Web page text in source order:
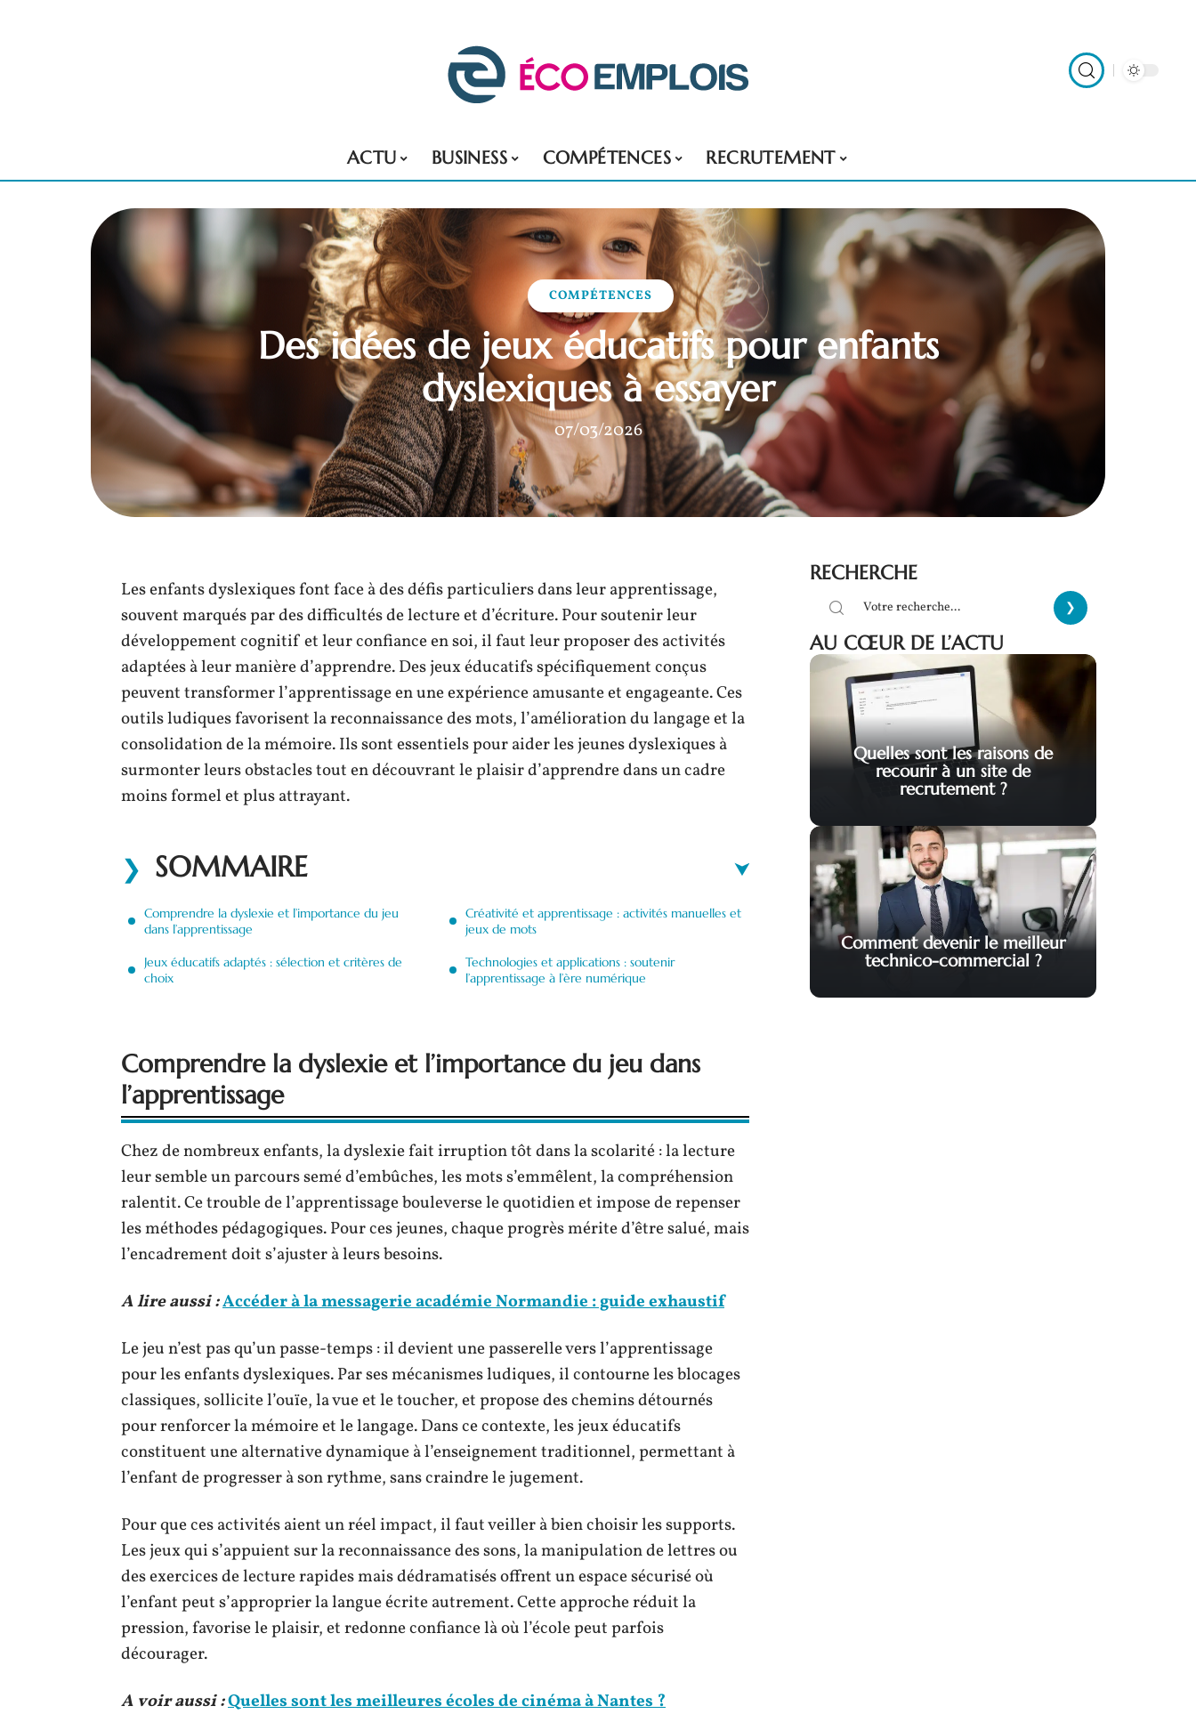
ACTU BUSINESS COMPÉTENCES RECRUTEMENT
COMPÉTENCES
Des idées de jeux éducatifs pour enfants
dyslexiques à essayer
07/03/2026
Les enfants dyslexiques font face à des défis particuliers dans leur apprentissage,
souvent marqués par des difficultés de lecture et d’écriture. Pour soutenir leur
développement cognitif et leur confiance en soi, il faut leur proposer des activités
adaptées à leur manière d’apprendre. Des jeux éducatifs spécifiquement conçus
peuvent transformer l’apprentissage en une expérience amusante et engageante. Ces
outils ludiques favorisent la reconnaissance des mots, l’amélioration du langage et la
consolidation de la mémoire. Ils sont essentiels pour aider les jeunes dyslexiques à
surmonter leurs obstacles tout en découvrant le plaisir d’apprendre dans un cadre
moins formel et plus attrayant.
SOMMAIRE
Comprendre la dyslexie et l’importance du jeu
dans l’apprentissage
Jeux éducatifs adaptés : sélection et critères de
choix
Créativité et apprentissage : activités manuelles et
jeux de mots
Technologies et applications : soutenir
l’apprentissage à l’ère numérique
Comprendre la dyslexie et l’importance du jeu dans
l’apprentissage
Chez de nombreux enfants, la dyslexie fait irruption tôt dans la scolarité : la lecture
leur semble un parcours semé d’embûches, les mots s’emmêlent, la compréhension
ralentit. Ce trouble de l’apprentissage bouleverse le quotidien et impose de repenser
les méthodes pédagogiques. Pour ces jeunes, chaque progrès mérite d’être salué, mais
l’encadrement doit s’ajuster à leurs besoins.
A lire aussi :Accéder à la messagerie académie Normandie : guide exhaustif
Le jeu n’est pas qu’un passe-temps : il devient une passerelle vers l’apprentissage
pour les enfants dyslexiques. Par ses mécanismes ludiques, il contourne les blocages
classiques, sollicite l’ouïe, la vue et le toucher, et propose des chemins détournés
pour renforcer la mémoire et le langage. Dans ce contexte, les jeux éducatifs
constituent une alternative dynamique à l’enseignement traditionnel, permettant à
l’enfant de progresser à son rythme, sans craindre le jugement.
Pour que ces activités aient un réel impact, il faut veiller à bien choisir les supports.
Les jeux qui s’appuient sur la reconnaissance des sons, la manipulation de lettres ou
des exercices de lecture rapides mais dédramatisés offrent un espace sécurisé où
l’enfant peut s’approprier la langue écrite autrement. Cette approche réduit la
pression, favorise le plaisir, et redonne confiance là où l’école peut parfois
décourager.
A voir aussi :Quelles sont les meilleures écoles de cinéma à Nantes ?
RECHERCHE
AU CŒUR DE L’ACTU
Quelles sont les raisons de
recourir à un site de
recrutement ?
Comment devenir le meilleur
technico-commercial ?